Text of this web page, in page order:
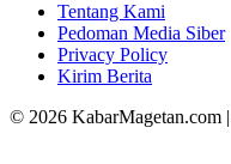
Tentang Kami
Pedoman Media Siber
Privacy Policy
Kirim Berita
© 2026 KabarMagetan.com